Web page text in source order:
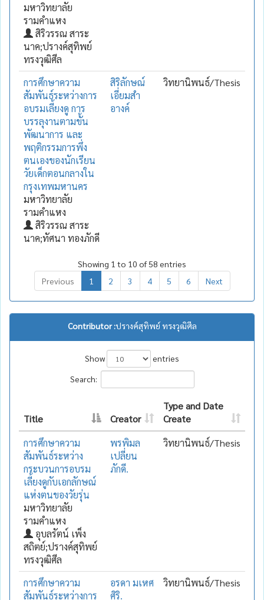
มหาวิทยาลัย
รามคำแหง
สิริวรรณ สาระ
นาค;ปรางค์สุทิพย์
ทรงวุฒิศีล
การศึกษาความ
สัมพันธ์ระหว่างการ
อบรมเลี้ยงดู การ
บรรลุงานตามขั้น
พัฒนาการ และ
พฤติกรรมการพึ่ง
ตนเองของนักเรียน
วัยเด็กตอนกลางใน
กรุงเทพมหานคร
มหาวิทยาลัย
รามคำแหง
สิริวรรณ สาระ
นาค;ทัศนา ทองภักดี
สิริลักษณ์
เอี่ยมสำ
อางค์
วิทยานิพนธ์/Thesis
Showing 1 to 10 of 58 entries
Previous
1 2 3 4 5 6 Next
Contributor :ปรางค์สุทิพย์ ทรงวุฒิศีล
Show
entries
Search:
Title Creator
Type and Date
Create
การศึกษาความ
สัมพันธ์ระหว่าง
กระบวนการอบรม
เลี้ยงดูกับเอกลักษณ์
แห่งตนของวัยรุ่น
มหาวิทยาลัย
รามคำแหง
อุบลรัตน์ เพ็ง
สถิตย์;ปรางค์สุทิพย์
ทรงวุฒิศีล
พรพิมล
เปลี่ยน
ภักดี.
วิทยานิพนธ์/Thesis
การศึกษาความ
สัมพันธ์ระหว่างการ
อรดา มเหศ
ศิริ.
วิทยานิพนธ์/Thesis